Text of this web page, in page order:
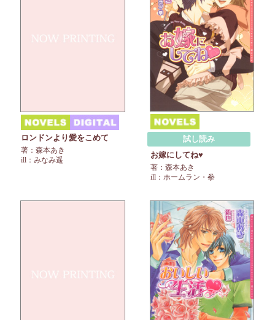
ロンドンより愛をこめて
著：森本あき
ill：みなみ遥
試し読み
お嫁にしてね♥
著：森本あき
ill：ホームラン・拳